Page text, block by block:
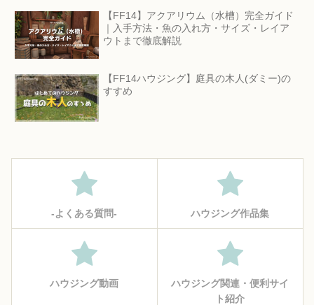
【FF14】アクアリウム（水槽）完全ガイド
｜入手方法・魚の入れ方・サイズ・レイア
ウトまで徹底解説
【FF14ハウジング】庭具の木人(ダミー)の
すすめ
‐よくある質問‐ ハウジング作品集
ハウジング動画
ハウジング関連・便利サイ
ト紹介